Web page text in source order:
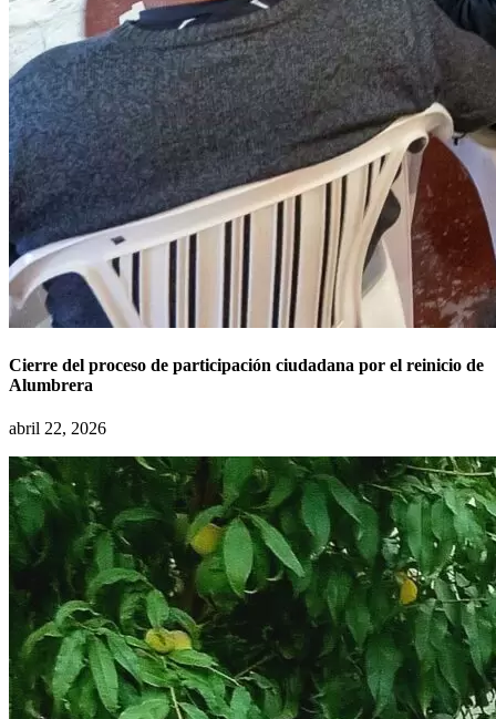
Cierre del proceso de participación ciudadana por el reinicio de
Alumbrera
abril 22, 2026